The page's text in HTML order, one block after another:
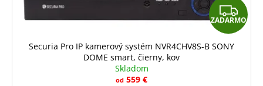
Z
A
ZADARMO
Securia Pro IP kamerový systém NVR4CHV8S-B SONY
DOME smart, čierny, kov
Skladom
od 559 €